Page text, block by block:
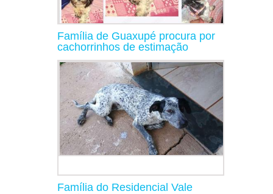
Família de Guaxupé procura por
cachorrinhos de estimação
Família do Residencial Vale